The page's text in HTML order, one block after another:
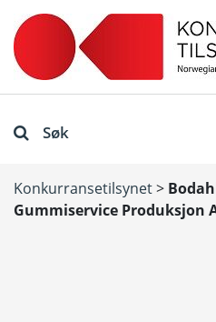
Søk
Konkurransetilsynet>
Gummiservice Produksjon